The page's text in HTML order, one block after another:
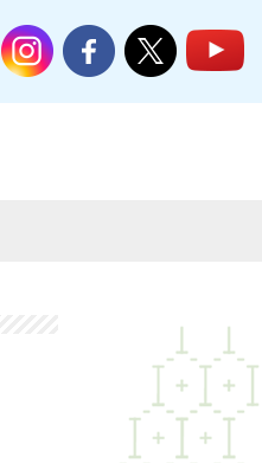
結城市公式LINE結城市公式Instagram
結城市公式Facebook
結城市公式